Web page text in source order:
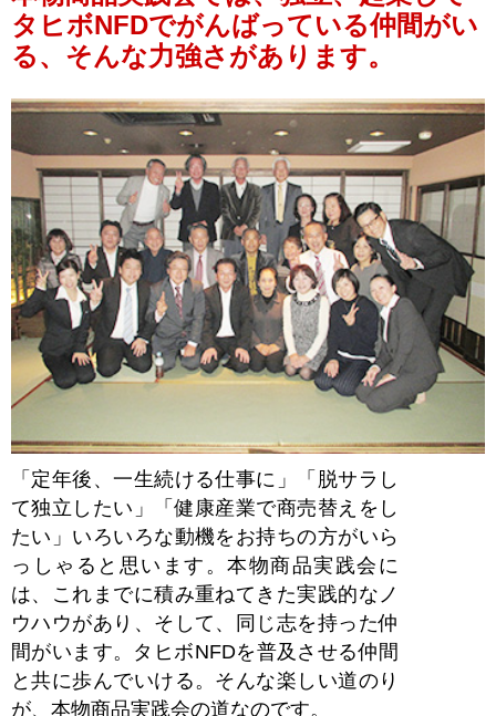
タヒボNFDでがんばっている仲間がい
る、そんな力強さがあります。
「定年後、一生続ける仕事に」「脱サラし
て独立したい」「健康産業で商売替えをし
たい」いろいろな動機をお持ちの方がいら
っしゃると思います。本物商品実践会に
は、これまでに積み重ねてきた実践的なノ
ウハウがあり、そして、同じ志を持った仲
間がいます。タヒボNFDを普及させる仲間
と共に歩んでいける。そんな楽しい道のり
が、本物商品実践会の道なのです。